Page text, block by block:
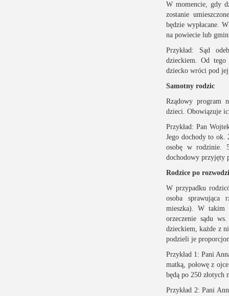
W momencie, gdy
zostanie
będzie wypłacane.
na powiecie lub
Przykład: Sąd
dzieckiem. Od tego
dziecko wróci pod
Samotny rodzic
Rządowy program
dzieci. Obowiązuje
Przykład: Pan
Jego dochody to ok.
osobę w rodzinie.
dochodowy przyjęty
Rodzice po
W przypadku
osoba sprawująca
mieszka). W takim
orzeczenie sądu
dzieckiem, każde z
podzieli je
Przykład 1: Pani
matką, połowę z
będą po 250 złotych
Przykład 2: Pani